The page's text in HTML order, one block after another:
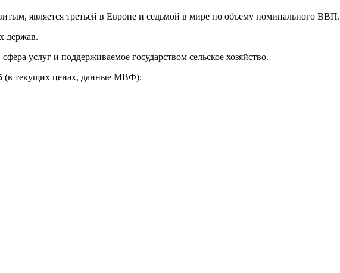
является третьей в Европе и седьмой в мире по объему номинального ВВП.
держав.
услуг и поддерживаемое государством сельское хозяйство.
(в текущих ценах, данные МВФ):